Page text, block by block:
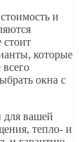
и
которые
окна с
для вашей
тепло- и